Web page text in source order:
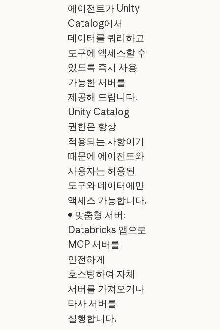
에이전트가 Unity
Catalog에서
데이터를 쿼리하고
도구에 액세스할 수
있도록 즉시 사용
가능한 서버를
제공해 드립니다.
Unity Catalog
권한은 항상
적용되는 사항이기
때문에 에이전트와
사용자는 허용된
도구와 데이터에만
액세스 가능합니다.
• 맞춤형 서버:
Databricks 앱으로
MCP 서버를
안전하게
호스팅하여 자체
서버를 가져오거나
타사 서버를
실행합니다.